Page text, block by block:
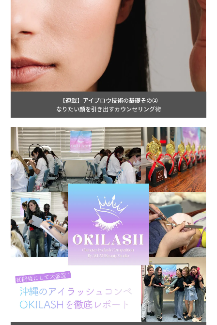
【連載】アイブロウ技術の基礎その②
なりたい顔を引き出すカウンセリング術